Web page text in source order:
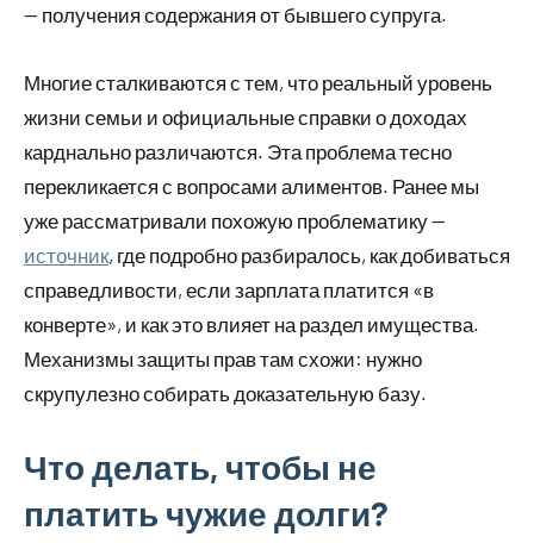
— получения содержания от бывшего супруга.
Многие сталкиваются с тем, что реальный уровень
жизни семьи и официальные справки о доходах
карднально различаются. Эта проблема тесно
перекликается с вопросами алиментов. Ранее мы
уже рассматривали похожую проблематику —
источник, где подробно разбиралось, как добиваться
справедливости, если зарплата платится «в
конверте», и как это влияет на раздел имущества.
Механизмы защиты прав там схожи: нужно
скрупулезно собирать доказательную базу.
Что делать, чтобы не
платить чужие долги?